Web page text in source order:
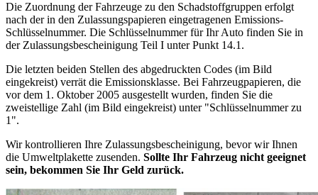
Die Zuordnung der Fahrzeuge zu den Schadstoffgruppen erfolgt
nach der in den Zulassungspapieren eingetragenen Emissions-
Schlüsselnummer. Die Schlüsselnummer für Ihr Auto finden Sie in
der Zulassungsbescheinigung Teil I unter Punkt 14.1.
Die letzten beiden Stellen des abgedruckten Codes (im Bild
eingekreist) verrät die Emissionsklasse. Bei Fahrzeugpapieren, die
vor dem 1. Oktober 2005 ausgestellt wurden, finden Sie die
zweistellige Zahl (im Bild eingekreist) unter "Schlüsselnummer zu
1".
Wir kontrollieren Ihre Zulassungsbescheinigung, bevor wir Ihnen
die Umweltplakette zusenden. Sollte Ihr Fahrzeug nicht geeignet
sein, bekommen Sie Ihr Geld zurück.